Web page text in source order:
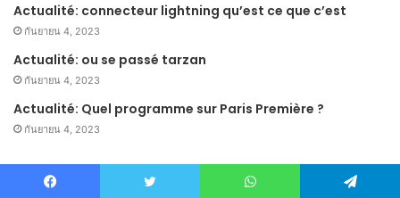
Actualité: connecteur lightning qu’est ce que c’est
กันยายน 4, 2023
Actualité: ou se passé tarzan
กันยายน 4, 2023
Actualité: Quel programme sur Paris Première ?
กันยายน 4, 2023